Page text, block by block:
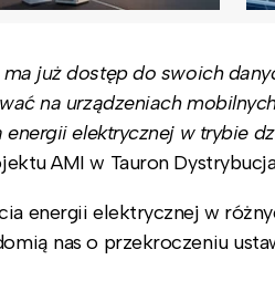
już dostęp do swoich
na urządzeniach
elektrycznej w trybie
AMI w Tauron
energii elektrycznej w
nas o przekroczeniu